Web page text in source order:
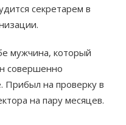
секретарем в
мужчина, который
совершенно
Прибыл на проверку в
на пару месяцев.